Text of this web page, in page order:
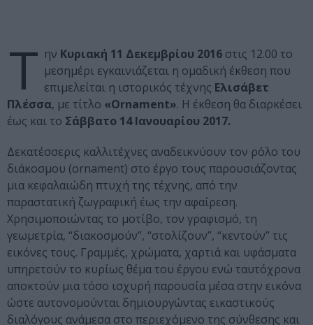
Τ ην Κυριακή 11 Δεκεμβρίου 2016 στις 12.00 το
μεσημέρι εγκαινιάζεται η ομαδική έκθεση που
επιμελείται η ιστορικός τέχνης Ελισάβετ
Πλέσσα, με τίτλο «Ornament». Η έκθεση θα διαρκέσει
έως και το Σάββατο 14 Ιανουαρίου 2017.
Δεκατέσσερις καλλιτέχνες αναδεικνύουν τον ρόλο του
διάκοσμου (ornament) στο έργο τους παρουσιάζοντας
μια κεφαλαιώδη πτυχή της τέχνης, από την
παραστατική ζωγραφική έως την αφαίρεση.
Χρησιμοποιώντας το μοτίβο, τον γραφισμό, τη
γεωμετρία, “διακοσμούν”, “στολίζουν”, “κεντούν” τις
εικόνες τους. Γραμμές, χρώματα, χαρτιά και υφάσματα
υπηρετούν το κυρίως θέμα του έργου ενώ ταυτόχρονα
αποκτούν μια τόσο ισχυρή παρουσία μέσα στην εικόνα
ώστε αυτονομούνται δημιουργώντας εικαστικούς
διαλόγους ανάμεσα στο περιεχόμενο της σύνθεσης και